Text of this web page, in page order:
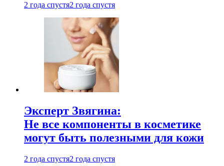
2 года спустя2 года спустя
Эксперт Звягина:
Не все компоненты в косметике
могут быть полезными для кожи
2 года спустя2 года спустя